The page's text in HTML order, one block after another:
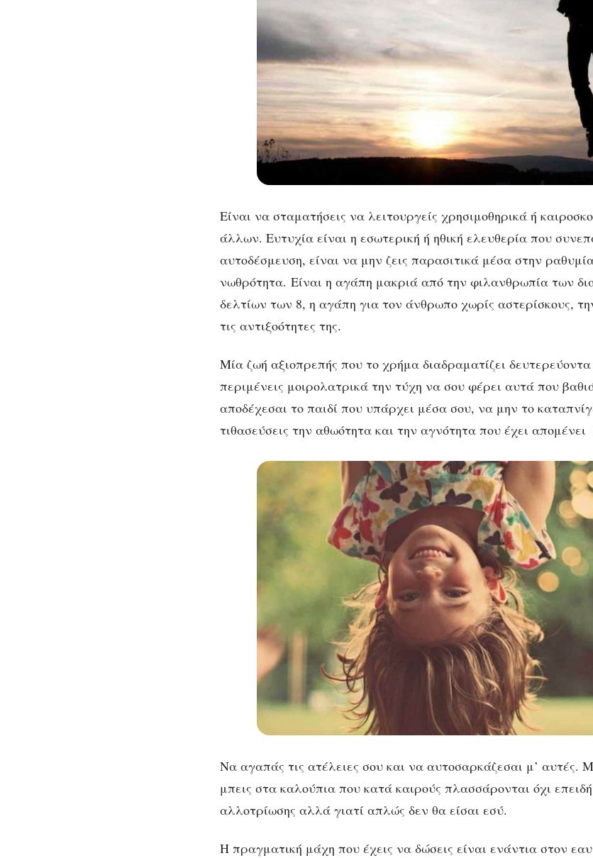
Είναι να σταματήσεις να λειτουργείς χρησιμοθηρικά ή
άλλων. Ευτυχία είναι η εσωτερική ή ηθική ελευθερία που
αυτοδέσμευση, είναι να μην ζεις παρασιτικά μέσα στην
νωθρότητα. Είναι η αγάπη μακριά από την φιλανθρωπία των
δελτίων των 8, η αγάπη για τον άνθρωπο χωρίς αστερίσκους,
τις αντιξοότητες της.
Μία ζωή αξιοπρεπής που το χρήμα διαδραματίζει
περιμένεις μοιρολατρικά την τύχη να σου φέρει αυτά που
αποδέχεσαι το παιδί που υπάρχει μέσα σου, να μην το
τιθασεύσεις την αθωότητα και την αγνότητα που έχει
Να αγαπάς τις ατέλειες σου και να αυτοσαρκάζεσαι μ’ αυτές.
μπεις στα καλούπια που κατά καιρούς πλασσάρονται όχι
αλλοτρίωσης αλλά γιατί απλώς δεν θα είσαι εσύ.
Η πραγματική μάχη που έχεις να δώσεις είναι ενάντια στον